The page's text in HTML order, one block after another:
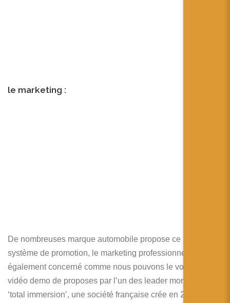
le marketing :
De nombreuses marque automobile propose ce nouveau
système de promotion, le marketing professionnel et
également concerné comme nous pouvons le voir sur cette
vidéo demo de proposes par l’un des leader mondiaux :
‘total immersion’, une société française crée en 2000 pour